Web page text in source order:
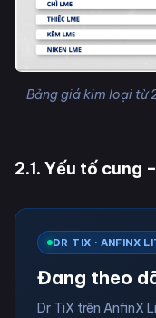
Bảng giá kim loại từ
2.1. Yếu tố cung
DR TIX · ANFINX
Đang theo
Dr TiX trên AnfinX